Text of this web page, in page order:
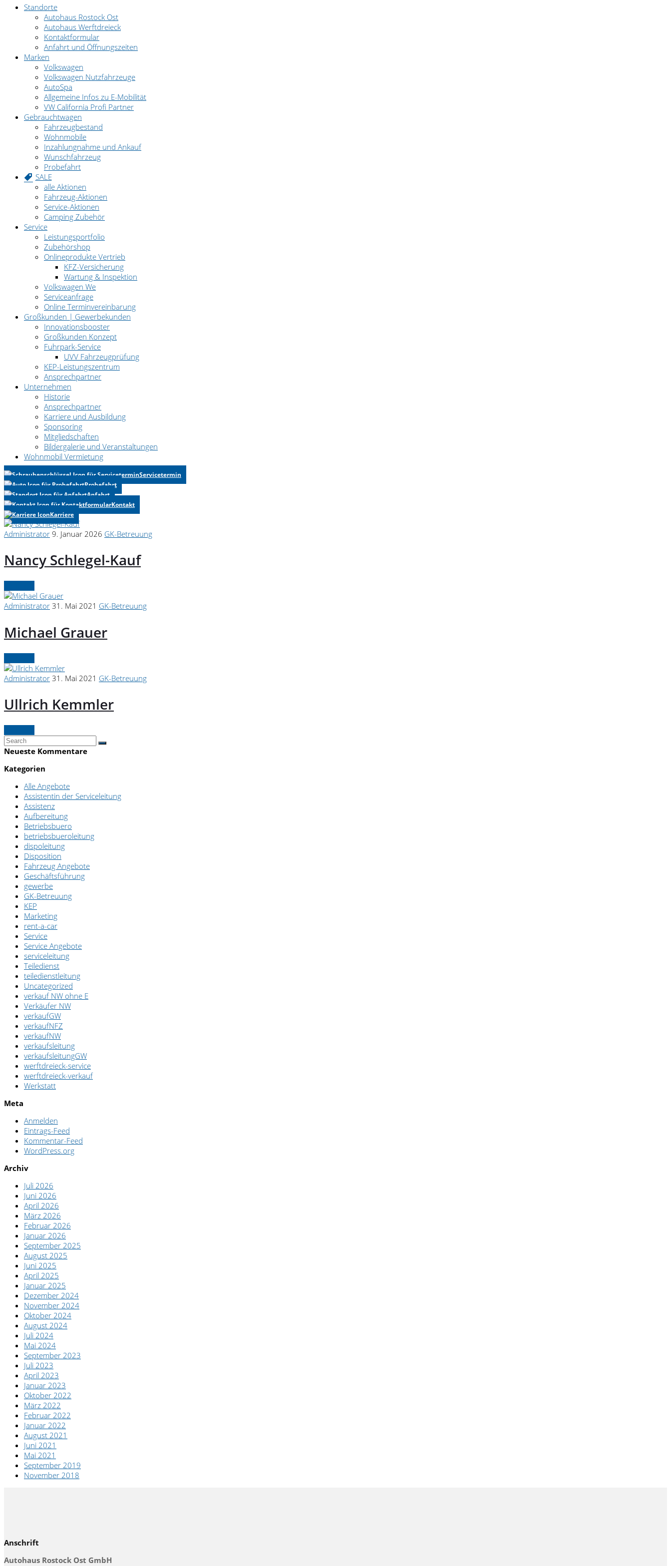
Standorte
Autohaus Rostock Ost
Autohaus Werftdreieck
Kontaktformular
Anfahrt und Öffnungszeiten
Marken
Volkswagen
Volkswagen Nutzfahrzeuge
AutoSpa
Allgemeine Infos zu E-Mobilität
VW California Profi Partner
Gebrauchtwagen
Fahrzeugbestand
Wohnmobile
Inzahlungnahme und Ankauf
Wunschfahrzeug
Probefahrt
SALE
alle Aktionen
Fahrzeug-Aktionen
Service-Aktionen
Camping Zubehör
Service
Leistungsportfolio
Zubehörshop
Onlineprodukte Vertrieb
KFZ-Versicherung
Wartung & Inspektion
Volkswagen We
Serviceanfrage
Online Terminvereinbarung
Großkunden | Gewerbekunden
Innovationsbooster
Großkunden Konzept
Fuhrpark-Service
UVV Fahrzeugprüfung
KEP-Leistungszentrum
Ansprechpartner
Unternehmen
Historie
Ansprechpartner
Karriere und Ausbildung
Sponsoring
Mitgliedschaften
Bildergalerie und Veranstaltungen
Wohnmobil Vermietung
Servicetermin
Probefahrt
Anfahrt
Kontakt
Karriere
Administrator 9. Januar 2026 GK-Betreuung
Nancy Schlegel-Kauf
Administrator 31. Mai 2021 GK-Betreuung
Michael Grauer
Administrator 31. Mai 2021 GK-Betreuung
Ullrich Kemmler
Neueste Kommentare
Kategorien
Alle Angebote
Assistentin der Serviceleitung
Assistenz
Aufbereitung
Betriebsbuero
betriebsbueroleitung
dispoleitung
Disposition
Fahrzeug Angebote
Geschäftsführung
gewerbe
GK-Betreuung
KEP
Marketing
rent-a-car
Service
Service Angebote
serviceleitung
Teiledienst
teiledienstleitung
Uncategorized
verkauf NW ohne E
Verkäufer NW
verkaufGW
verkaufNFZ
verkaufNW
verkaufsleitung
verkaufsleitungGW
werftdreieck-service
werftdreieck-verkauf
Werkstatt
Meta
Anmelden
Eintrags-Feed
Kommentar-Feed
WordPress.org
Archiv
Juli 2026
Juni 2026
April 2026
März 2026
Februar 2026
Januar 2026
September 2025
August 2025
Juni 2025
April 2025
Januar 2025
Dezember 2024
November 2024
Oktober 2024
August 2024
Juli 2024
Mai 2024
September 2023
Juli 2023
April 2023
Januar 2023
Oktober 2022
März 2022
Februar 2022
Januar 2022
August 2021
Juni 2021
Mai 2021
September 2019
November 2018
Anschrift
Autohaus Rostock Ost GmbH